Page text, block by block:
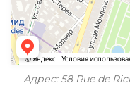
Адрес: 58 Rue de